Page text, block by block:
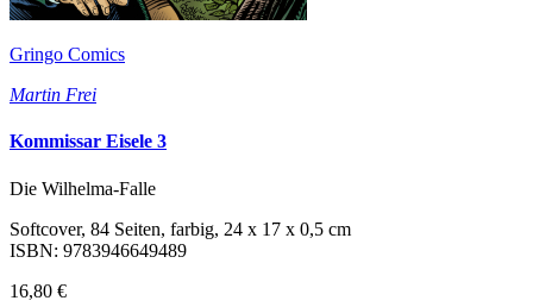
Gringo Comics
Martin Frei
Kommissar Eisele 3
Die Wilhelma-Falle
Softcover, 84 Seiten, farbig, 24 x 17 x 0,5 cm
ISBN: 9783946649489
16,80 €